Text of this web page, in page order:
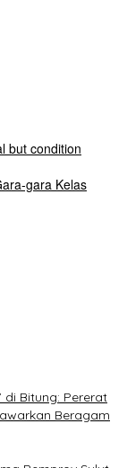
but condition
gara Kelas
di Bitung: Pererat
Beragam